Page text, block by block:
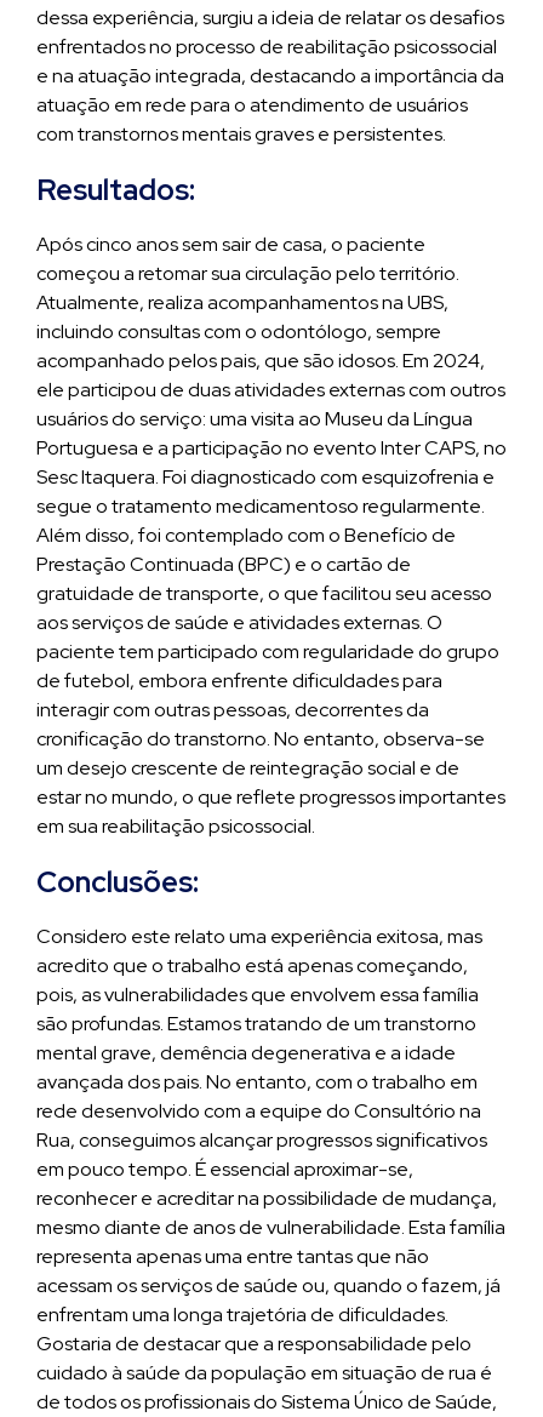
dessa experiência, surgiu a ideia de relatar os desafios
enfrentados no processo de reabilitação psicossocial
e na atuação integrada, destacando a importância da
atuação em rede para o atendimento de usuários
com transtornos mentais graves e persistentes.
Resultados:
Após cinco anos sem sair de casa, o paciente
começou a retomar sua circulação pelo território.
Atualmente, realiza acompanhamentos na UBS,
incluindo consultas com o odontólogo, sempre
acompanhado pelos pais, que são idosos. Em 2024,
ele participou de duas atividades externas com outros
usuários do serviço: uma visita ao Museu da Língua
Portuguesa e a participação no evento Inter CAPS, no
Sesc Itaquera. Foi diagnosticado com esquizofrenia e
segue o tratamento medicamentoso regularmente.
Além disso, foi contemplado com o Benefício de
Prestação Continuada (BPC) e o cartão de
gratuidade de transporte, o que facilitou seu acesso
aos serviços de saúde e atividades externas. O
paciente tem participado com regularidade do grupo
de futebol, embora enfrente dificuldades para
interagir com outras pessoas, decorrentes da
cronificação do transtorno. No entanto, observa-se
um desejo crescente de reintegração social e de
estar no mundo, o que reflete progressos importantes
em sua reabilitação psicossocial.
Conclusões:
Considero este relato uma experiência exitosa, mas
acredito que o trabalho está apenas começando,
pois, as vulnerabilidades que envolvem essa família
são profundas. Estamos tratando de um transtorno
mental grave, demência degenerativa e a idade
avançada dos pais. No entanto, com o trabalho em
rede desenvolvido com a equipe do Consultório na
Rua, conseguimos alcançar progressos significativos
em pouco tempo. É essencial aproximar-se,
reconhecer e acreditar na possibilidade de mudança,
mesmo diante de anos de vulnerabilidade. Esta família
representa apenas uma entre tantas que não
acessam os serviços de saúde ou, quando o fazem, já
enfrentam uma longa trajetória de dificuldades.
Gostaria de destacar que a responsabilidade pelo
cuidado à saúde da população em situação de rua é
de todos os profissionais do Sistema Único de Saúde,